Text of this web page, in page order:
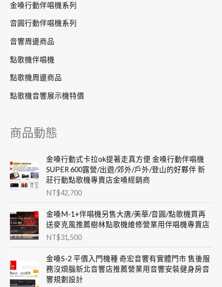
金嗓行動伴唱機系列
音圓行動伴唱機系列
音響周邊商品
點歌機伴唱機
點歌機周邊商品
點歌機音響展示機特價
商品動態
金嗓行動式卡拉ok提著走真方便 金嗓行動伴唱機
SUPER 600露營/出遊/郊外/戶外/登山的好夥伴 新
莊行動點歌機專賣店金嗓經銷商
NT$42,700
金嗓M-1+伴唱機另售大唐/美華/音圓/點歌機買再
送麥克風推薦樹林點歌機維修營業用伴唱機專賣店
NT$31,500
金嗓S-2 平價入門機種 奇宏音響有實體門市 售後服
務沒煩腦新北音響店推薦營業用音響安裝健身房音
響規劃設計